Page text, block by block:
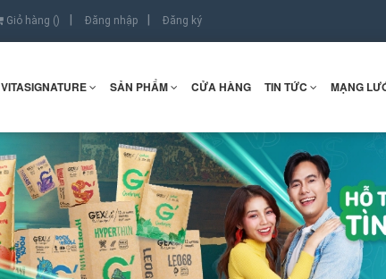
Giỏ hàng () Đăng nhập Đăng ký
VITASIGNATURE SẢN PHẨM CỬA HÀNG TIN TỨC MẠNG